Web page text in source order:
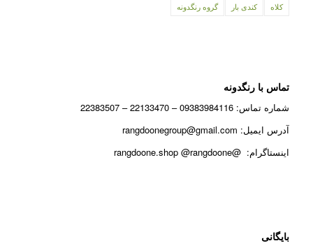
کلاه
کندی بار گروه رنگدونه
تماس با رنگدونه
شماره تماس: 09383984116 – 22133470 – 22383507
آدرس ایمیل: rangdoonegroup@gmail.com
اینستاگرام: @rangdoone.shop @rangdoone
بایگانی